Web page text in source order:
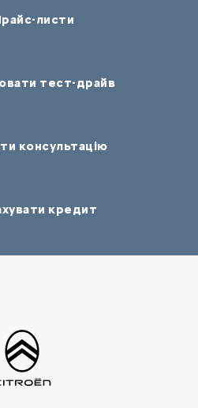
листи
тест-драйв
консультацію
кредит